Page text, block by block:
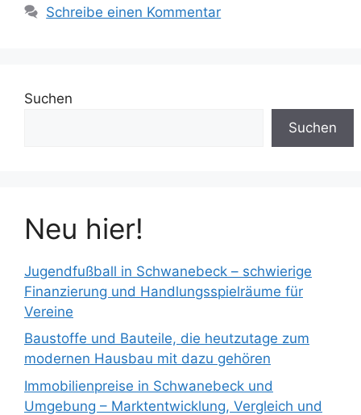
Schreibe einen Kommentar
Suchen
Suchen
Neu hier!
Jugendfußball in Schwanebeck – schwierige
Finanzierung und Handlungsspielräume für
Vereine
Baustoffe und Bauteile, die heutzutage zum
modernen Hausbau mit dazu gehören
Immobilienpreise in Schwanebeck und
Umgebung – Marktentwicklung, Vergleich und